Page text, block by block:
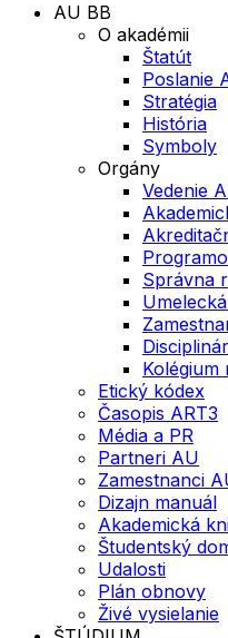
AU BB
O akadémii
Štatút
Poslanie
Stratégia
História
Symboly
Orgány
Vedenie
Správna
Kolégium
Etický kódex
Časopis ART3
Média a PR
Partneri AU
Zamestnanci
Dizajn manuál
Akademická
Študentský
Udalosti
Plán obnovy
Živé vysielanie